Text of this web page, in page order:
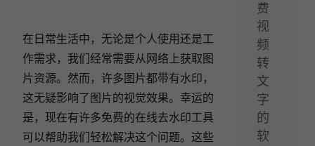
在日常生活中，无论是个人使用还是工
作需求，我们经常需要从网络上获取图
片资源。然而，许多图片都带有水印，
这无疑影响了图片的视觉效果。幸运的
是，现在有许多免费的在线去水印工具
可以帮助我们轻松解决这个问题。这些
费
视
频
转
文
字
的
软